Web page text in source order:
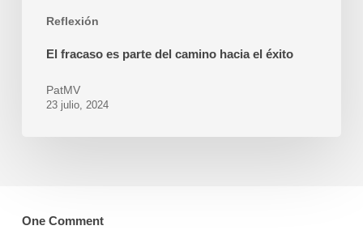
Reflexión
El fracaso es parte del camino hacia el éxito
PatMV
23 julio, 2024
One Comment